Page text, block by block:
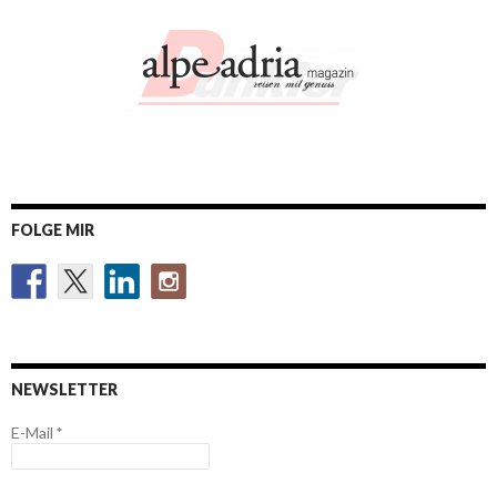
FOLGE MIR
NEWSLETTER
E-Mail *